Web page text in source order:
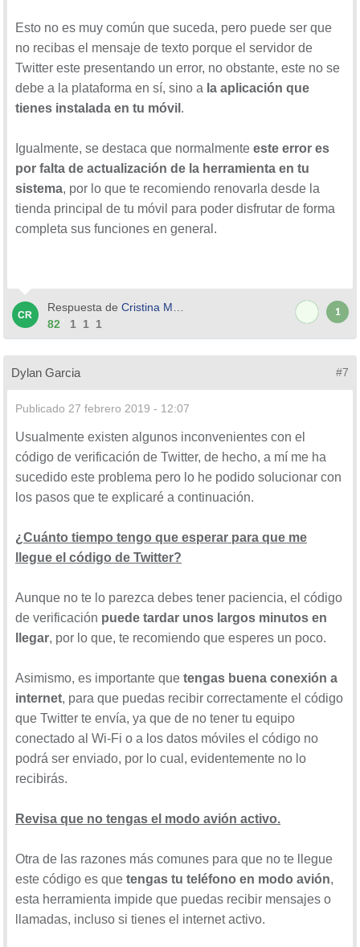
Esto no es muy común que suceda, pero puede ser que
no recibas el mensaje de texto porque el servidor de
Twitter este presentando un error, no obstante, este no se
debe a la plataforma en sí, sino a la aplicación que
tienes instalada en tu móvil .
Igualmente, se destaca que normalmente este error es
por falta de actualización de la herramienta en tu
sistema, por lo que te recomiendo renovarla desde la
tienda principal de tu móvil para poder disfrutar de forma
completa sus funciones en general.
Respuesta de Cristina Mansires
82
1 1 1
1
Dylan Garcia #7
Publicado 27 febrero 2019 - 12:07
Usualmente existen algunos inconvenientes con el
código de verificación de Twitter, de hecho, a mí me ha
sucedido este problema pero lo he podido solucionar con
los pasos que te explicaré a continuación.
¿Cuánto tiempo tengo que esperar para que me
llegue el código de Twitter?
Aunque no te lo parezca debes tener paciencia, el código
de verificación puede tardar unos largos minutos en
llegar, por lo que, te recomiendo que esperes un poco.
Asimismo, es importante que tengas buena conexión a
internet, para que puedas recibir correctamente el código
que Twitter te envía, ya que de no tener tu equipo
conectado al Wi-Fi o a los datos móviles el código no
podrá ser enviado, por lo cual, evidentemente no lo
recibirás.
Revisa que no tengas el modo avión activo.
Otra de las razones más comunes para que no te llegue
este código es que tengas tu teléfono en modo avión,
esta herramienta impide que puedas recibir mensajes o
llamadas, incluso si tienes el internet activo.